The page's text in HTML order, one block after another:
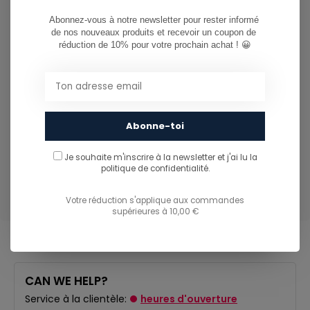
bande aggrippante en silicone et clip pour attacher la
veste au pantalon
Les embouts du cordon de serrage se trouvent dans les
Boucle pour attacher un pass au niveau de l’ourlet
avant
Logo brillant appliqué à l’intérieur du rabat-tempête
Bandes superposées sur les poches
CAN WE HELP?
Service à la clientèle: heures d'ouverture
Abonnez-vous à notre newsletter pour rester informé
de nos nouveaux produits et recevoir un coupon de
réduction de 10% pour votre prochain achat ! 😀
Abonne-toi
Je souhaite m'inscrire à la newsletter et j'ai lu la
politique de confidentialité.
Votre réduction s'applique aux commandes
supérieures à 10,00 €